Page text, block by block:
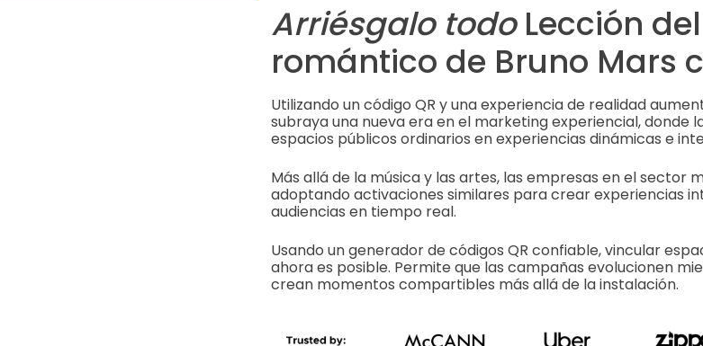
Arriésgalo todo Lección
romántico de Bruno Mars
Utilizando un código QR y una experiencia de realidad
subraya una nueva era en el marketing experiencial, donde
espacios públicos ordinarios en experiencias dinámicas e
Más allá de la música y las artes, las empresas en el sector
adoptando activaciones similares para crear experiencias
audiencias en tiempo real.
Usando un generador de códigos QR confiable, vincular
ahora es posible. Permite que las campañas evolucionen
crean momentos compartibles más allá de la instalación.